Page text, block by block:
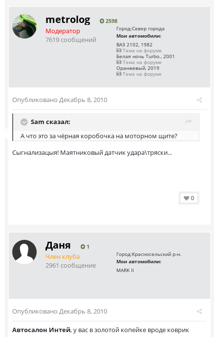
metrolog 2598
Модератор
7619 сообщений
Город:Север города
Мои автомобили:
ВАЗ 2102, 1982
Тема на форуме
Белая ночь Turbo., 2001
Тема на форуме
Оранжевый, 2019
Тема на форуме
Опубликовано Декабрь 8, 2010
Sam сказал:
А что это за чёрная коробочка на моторном щите?
Сыгнализацыя! Маятниковый датчик удара\тряски...
0
Даня 1
Член клуба
2961 сообщение
Город:Красносельский р-н.
Мои автомобили:
MARK II
Опубликовано Декабрь 8, 2010
Автосалон Интей, у вас в золотой копейке вроде коврик